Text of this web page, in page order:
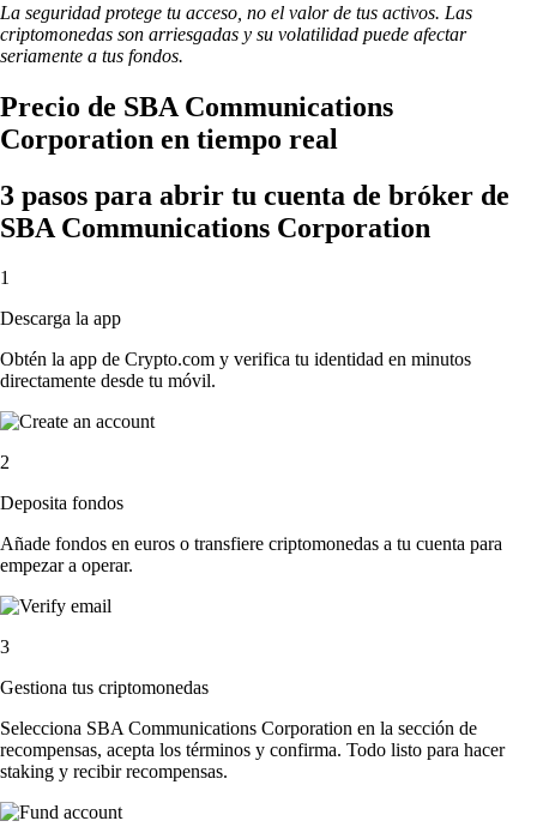
La seguridad protege tu acceso, no el valor de tus activos. Las
criptomonedas son arriesgadas y su volatilidad puede afectar
seriamente a tus fondos.
Precio de SBA Communications
Corporation en tiempo real
3 pasos para abrir tu cuenta de bróker de
SBA Communications Corporation
1
Descarga la app
Obtén la app de Crypto.com y verifica tu identidad en minutos
directamente desde tu móvil.
2
Deposita fondos
Añade fondos en euros o transfiere criptomonedas a tu cuenta para
empezar a operar.
3
Gestiona tus criptomonedas
Selecciona SBA Communications Corporation en la sección de
recompensas, acepta los términos y confirma. Todo listo para hacer
staking y recibir recompensas.